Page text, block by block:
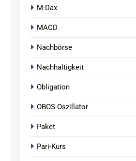
M-Dax
MACD
Nachbörse
Nachhaltigkeit
Obligation
OBOS-Oszillator
Paket
Pari-Kurs